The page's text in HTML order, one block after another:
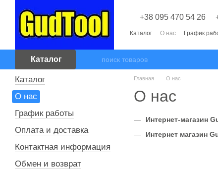
Перейти к основному контенту
+38 095 470 54 26
Каталог О нас График
Каталог
Главная О нас
О нас
Интернет-магазин
Интернет магазин
Каталог
О нас
График работы
Оплата и доставка
Контактная информация
Обмен и возврат